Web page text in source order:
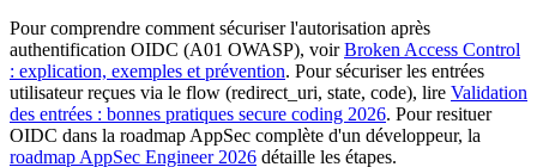
Pour comprendre comment sécuriser l'autorisation après
authentification OIDC (A01 OWASP), voirBroken Access Control
: explication, exemples et prévention. Pour sécuriser les entrées
utilisateur reçues via le flow (redirect_uri, state, code), lire Validation
des entrées : bonnes pratiques secure coding 2026. Pour resituer
OIDC dans la roadmap AppSec complète d'un développeur, la
roadmap AppSec Engineer 2026 détaille les étapes.